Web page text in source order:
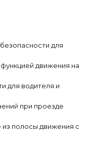
для
движения на
для водителя и
при проезде
полосы движения с